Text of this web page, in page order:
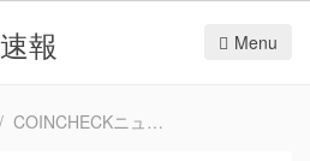
報 Menu
COINCHECKニュース：【IOST】Donnie Finance 「Summer Airdrop」への対応方針